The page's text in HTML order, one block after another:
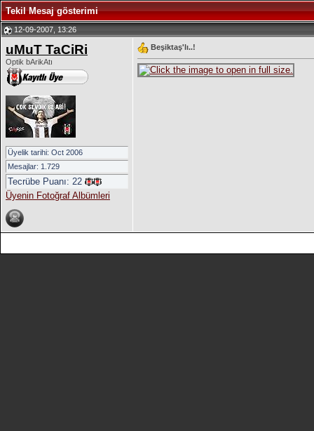
Tekil Mesaj gösterimi
12-09-2007, 13:26
uMuT TaCiRi
Optik bArikAtı
Üyelik tarihi: Oct 2006
Mesajlar: 1.729
Tecrübe Puanı: 22
Üyenin Fotoğraf Albümleri
Beşiktaş'lı..!